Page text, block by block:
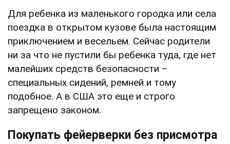
Для ребенка из маленького городка или села
поездка в открытом кузове была настоящим
приключением и весельем. Сейчас родители
ни за что не пустили бы ребенка туда, где нет
малейших средств безопасности –
специальных сидений, ремней и тому
подобное. А в США это еще и строго
запрещено законом.
Покупать фейерверки без присмотра